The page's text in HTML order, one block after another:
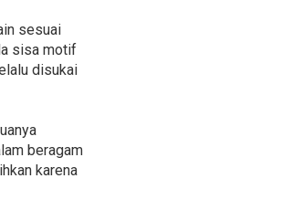
sesuai
sisa motif
disukai
beragam
karena